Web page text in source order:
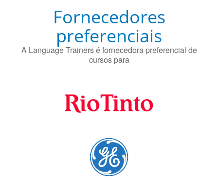
preferenciais
A Language Trainers é fornecedora preferencial de
cursos para